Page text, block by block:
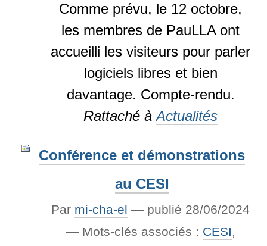
Comme prévu, le 12 octobre,
les membres de PauLLA ont
accueilli les visiteurs pour parler
logiciels libres et bien
davantage. Compte-rendu.
Rattaché à Actualités
Conférence et démonstrations
au CESI
Par mi-cha-el — publié 28/06/2024
— Mots-clés associés : CESI,